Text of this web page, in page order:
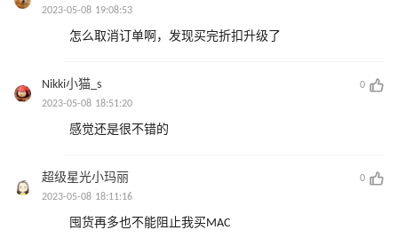
2023-05-08 19:08:53
怎么取消订单啊，发现买完折扣升级了
Nikki小猫_s
0
2023-05-08 18:51:20
感觉还是很不错的
超级星光小玛丽
0
2023-05-08 18:11:16
囤货再多也不能阻止我买MAC